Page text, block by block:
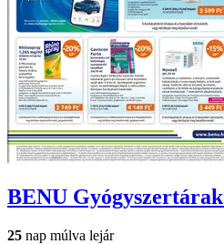
BENU Gyógyszertárak
25 nap múlva lejár